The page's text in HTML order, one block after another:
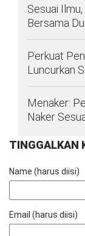
Sesuai
Bersama
Perkuat
Luncurkan
Menaker:
Naker
TINGGALKAN
Name (harus diisi)
Email (harus diisi)